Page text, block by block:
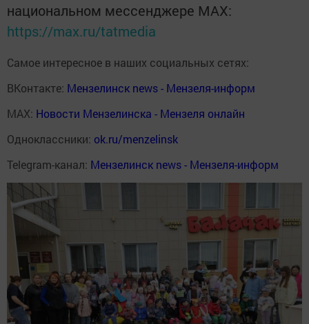
национальном мессенджере MАХ:
https://max.ru/tatmedia
Самое интересное в наших социальных сетях:
ВКонтакте: Мензелинск news - Мензеля-информ
MAX: Новости Мензелинска - Мензеля онлайн
Одноклассники: ok.ru/menzelinsk
Telegram-канал: Мензелинск news - Мензеля-информ